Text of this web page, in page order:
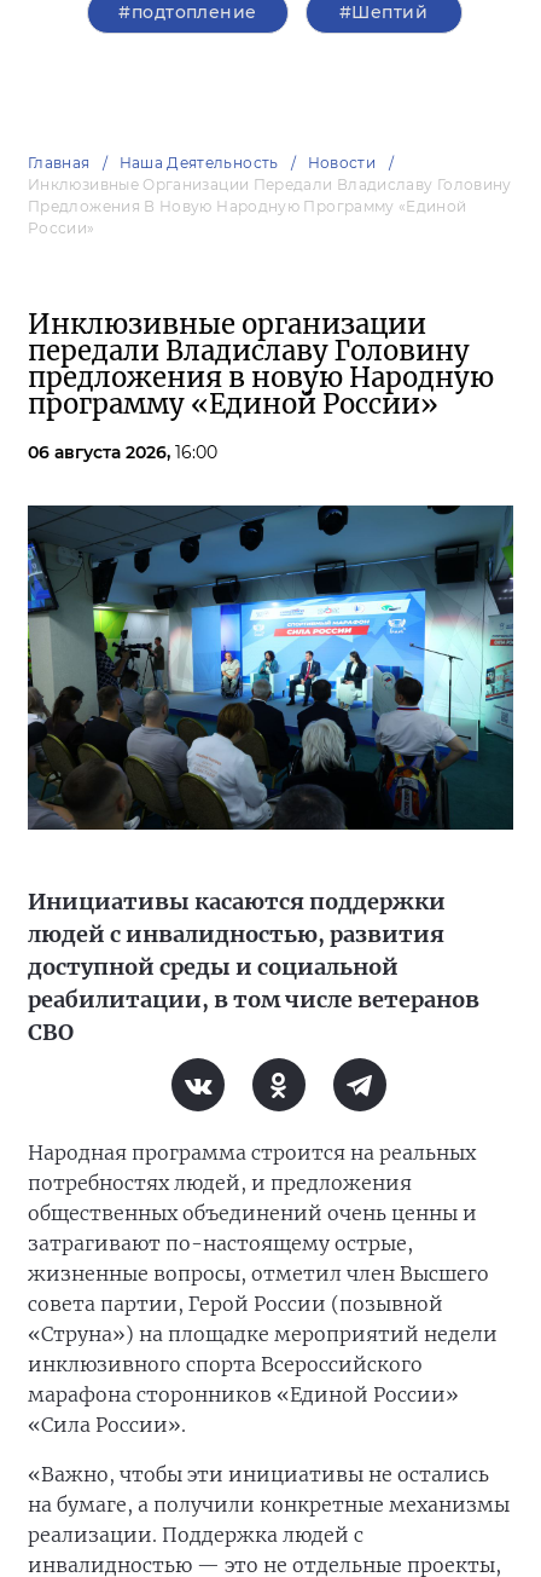
#подтопление #Шептий
Главная Наша Деятельность
Новости
Инклюзивные Организации Передали Владиславу Головину
Предложения В Новую Народную Программу «Единой
России»
Инклюзивные организации
передали Владиславу Головину
предложения в новую Народную
программу «Единой России»
06 августа 2026, 16:00
Инициативы касаются поддержки
людей с инвалидностью, развития
доступной среды и социальной
реабилитации, в том числе ветеранов
СВО
Народная программа строится на реальных
потребностях людей, и предложения
общественных объединений очень ценны и
затрагивают по-настоящему острые,
жизненные вопросы, отметил член Высшего
совета партии, Герой России (позывной
«Струна») на площадке мероприятий недели
инклюзивного спорта Всероссийского
марафона сторонников «Единой России»
«Сила России».
«Важно, чтобы эти инициативы не остались
на бумаге, а получили конкретные механизмы
реализации. Поддержка людей с
инвалидностью — это не отдельные проекты,